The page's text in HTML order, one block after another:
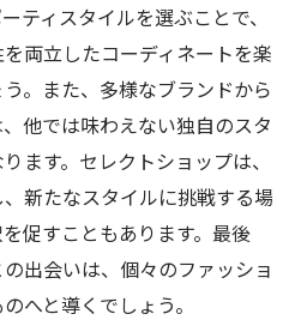
選び方で日常を洗練する方
るセレクトショップの活用
を実現するショップ選びの
ティスタイルを選ぶことで、
両立したコーディネートを楽
。また、多様なブランドから
他では味わえない独自のスタ
ます。セレクトショップは、
新たなスタイルに挑戦する場
促すこともあります。最後
出会いは、個々のファッショ
へと導くでしょう。